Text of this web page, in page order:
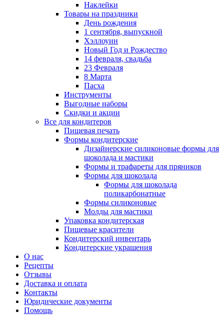
Наклейки
Товары на праздники
День рождения
1 сентября, выпускной
Хэллоуин
Новый Год и Рождество
14 февраля, свадьба
23 Февраля
8 Марта
Пасха
Инструменты
Выгодные наборы
Скидки и акции
Все для кондитеров
Пищевая печать
Формы кондитерские
Дизайнерские силиконовые формы для
шоколада и мастики
Формы и трафареты для пряников
Формы для шоколада
Формы для шоколада
поликарбонатные
Формы силиконовые
Молды для мастики
Упаковка кондитерская
Пищевые красители
Кондитерский инвентарь
Кондитерские украшения
О нас
Рецепты
Отзывы
Доставка и оплата
Контакты
Юридические документы
Помощь